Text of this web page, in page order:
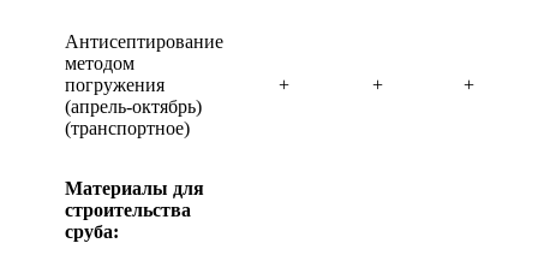
Антисептирование
методом
погружения
(апрель-октябрь)
(транспортное)
+ + +
Материалы для
строительства
сруба: